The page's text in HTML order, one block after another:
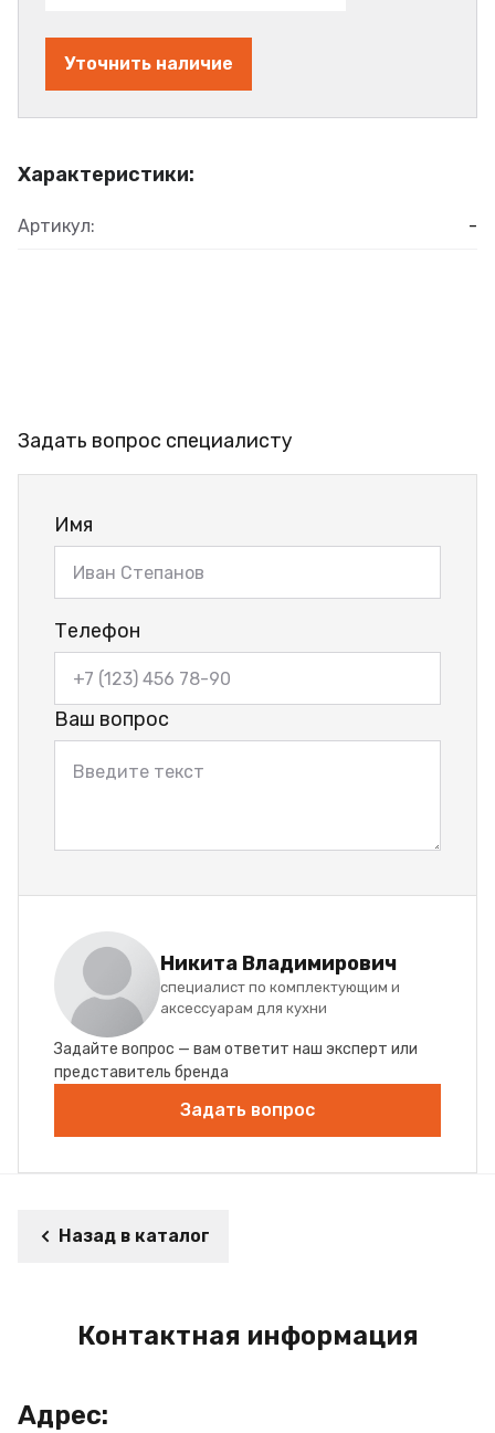
Характеристики:
Артикул: -
Уточнить наличие
Задать вопрос специалисту
Имя
Телефон
Ваш вопрос
Никита Владимирович
специалист по комплектующим и
аксессуарам для кухни
Задайте вопрос — вам ответит наш эксперт или
представитель бренда
Задать вопрос
Назад в каталог
Контактная информация
Адрес: